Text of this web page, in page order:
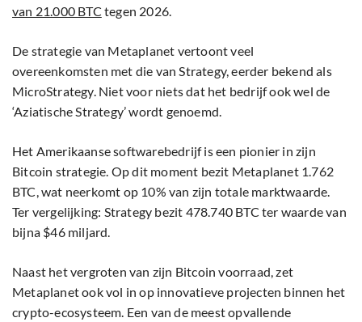
van 21.000 BTC tegen 2026.
De strategie van Metaplanet vertoont veel
overeenkomsten met die van Strategy, eerder bekend als
MicroStrategy. Niet voor niets dat het bedrijf ook wel de
‘Aziatische Strategy’ wordt genoemd.
Het Amerikaanse softwarebedrijf is een pionier in zijn
Bitcoin strategie. Op dit moment bezit Metaplanet 1.762
BTC, wat neerkomt op 10% van zijn totale marktwaarde.
Ter vergelijking: Strategy bezit 478.740 BTC ter waarde van
bijna $46 miljard.
Naast het vergroten van zijn Bitcoin voorraad, zet
Metaplanet ook vol in op innovatieve projecten binnen het
crypto-ecosysteem. Een van de meest opvallende